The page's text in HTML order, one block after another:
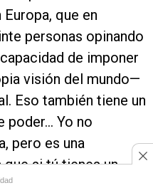
que en
personas opinando
de imponer
visión del mundo—
Eso también tiene un
poder... Yo no
pero es una
si tú tienes un